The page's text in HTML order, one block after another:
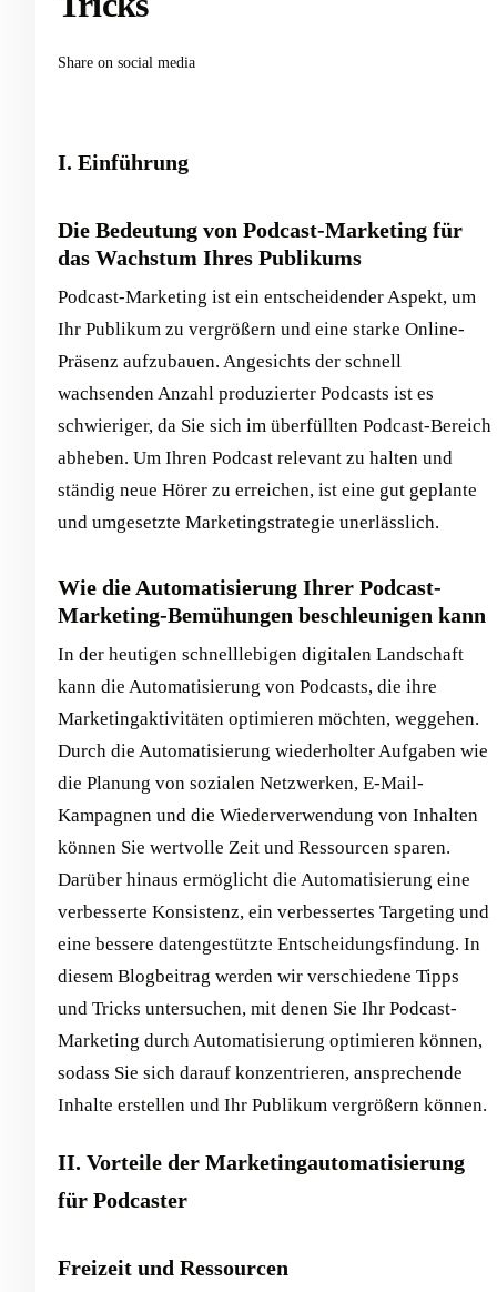
Share on social media
I. Einführung
Die Bedeutung von Podcast-Marketing für
das Wachstum Ihres Publikums
Podcast-Marketing ist ein entscheidender Aspekt, um
Ihr Publikum zu vergrößern und eine starke Online-
Präsenz aufzubauen. Angesichts der schnell
wachsenden Anzahl produzierter Podcasts ist es
schwieriger, da Sie sich im überfüllten Podcast-Bereich
abheben. Um Ihren Podcast relevant zu halten und
ständig neue Hörer zu erreichen, ist eine gut geplante
und umgesetzte Marketingstrategie unerlässlich.
Wie die Automatisierung Ihrer Podcast-
Marketing-Bemühungen beschleunigen kann
In der heutigen schnelllebigen digitalen Landschaft
kann die Automatisierung von Podcasts, die ihre
Marketingaktivitäten optimieren möchten, weggehen.
Durch die Automatisierung wiederholter Aufgaben wie
die Planung von sozialen Netzwerken, E-Mail-
Kampagnen und die Wiederverwendung von Inhalten
können Sie wertvolle Zeit und Ressourcen sparen.
Darüber hinaus ermöglicht die Automatisierung eine
verbesserte Konsistenz, ein verbessertes Targeting und
eine bessere datengestützte Entscheidungsfindung. In
diesem Blogbeitrag werden wir verschiedene Tipps
und Tricks untersuchen, mit denen Sie Ihr Podcast-
Marketing durch Automatisierung optimieren können,
sodass Sie sich darauf konzentrieren, ansprechende
Inhalte erstellen und Ihr Publikum vergrößern können.
II. Vorteile der Marketingautomatisierung
für Podcaster
Freizeit und Ressourcen